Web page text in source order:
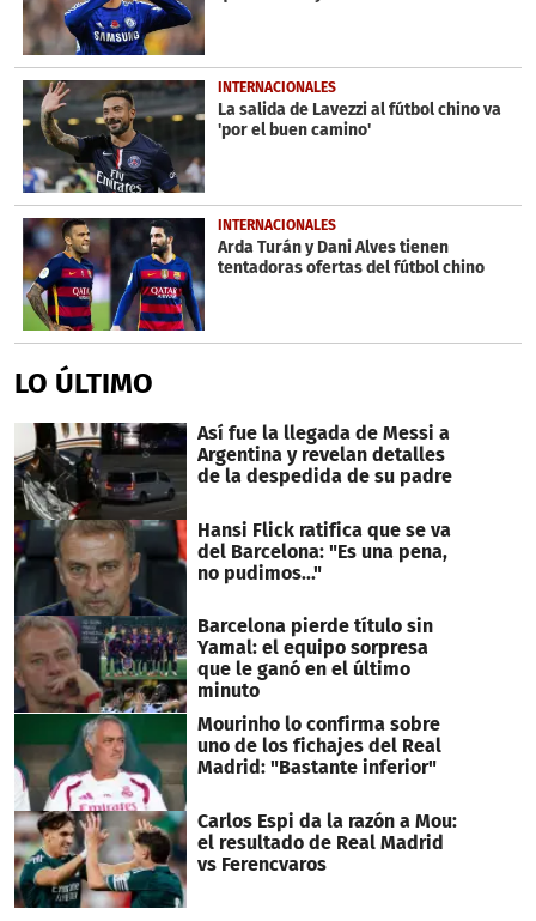
INTERNACIONALES
La salida de Lavezzi al fútbol chino va
'por el buen camino'
INTERNACIONALES
Arda Turán y Dani Alves tienen
tentadoras ofertas del fútbol chino
LO ÚLTIMO
Así fue la llegada de Messi a
Argentina y revelan detalles
de la despedida de su padre
Hansi Flick ratifica que se va
del Barcelona: "Es una pena,
no pudimos..."
Barcelona pierde título sin
Yamal: el equipo sorpresa
que le ganó en el último
minuto
Mourinho lo confirma sobre
uno de los fichajes del Real
Madrid: "Bastante inferior"
Carlos Espi da la razón a Mou:
el resultado de Real Madrid
vs Ferencvaros